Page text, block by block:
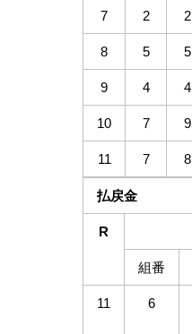
7 2 2
8 5 5
9 4 4
10 7 9
11 7 8
払戻金
R
組番
11 6